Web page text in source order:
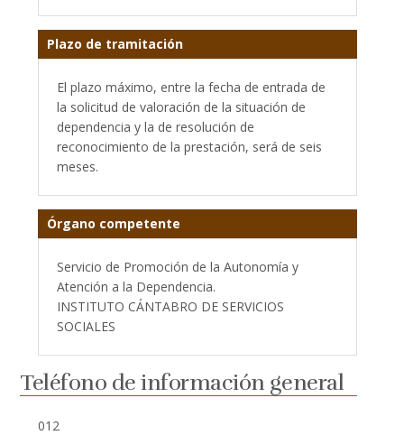
Plazo de tramitación
El plazo máximo, entre la fecha de entrada de
la solicitud de valoración de la situación de
dependencia y la de resolución de
reconocimiento de la prestación, será de seis
meses.
Órgano competente
Servicio de Promoción de la Autonomía y
Atención a la Dependencia.
INSTITUTO CÁNTABRO DE SERVICIOS
SOCIALES
Teléfono de información general
012